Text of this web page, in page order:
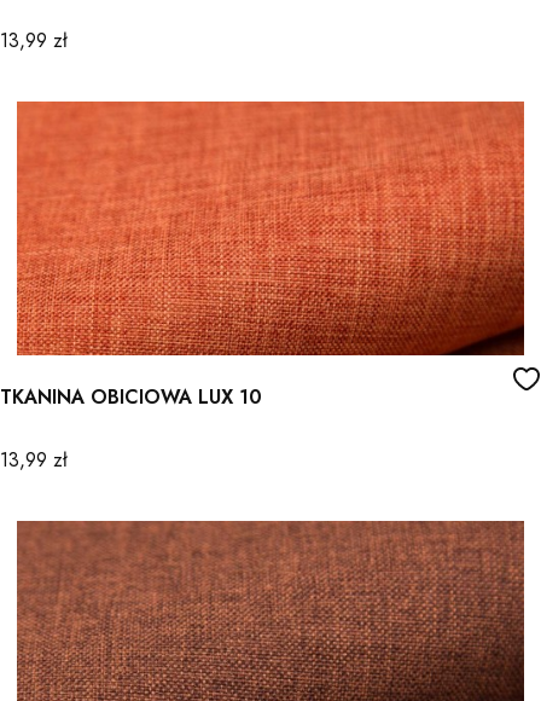
Cena
13,99 zł
TKANINA OBICIOWA LUX 10
Cena
13,99 zł